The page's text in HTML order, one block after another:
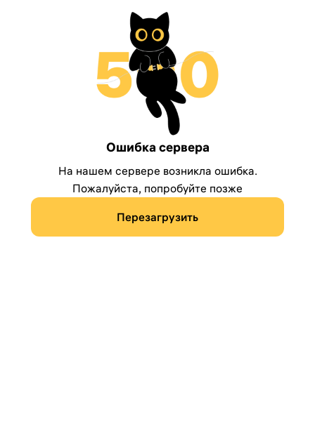
Ошибка сервера
На нашем сервере возникла ошибка.
Пожалуйста, попробуйте позже
Перезагрузить